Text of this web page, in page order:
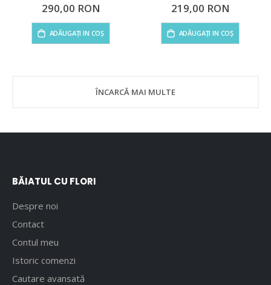
290,00 RON
ADĂUGAȚI IN COȘ
219,00 RON
ADĂUGAȚI IN COȘ
ÎNCARCĂ MAI MULTE
BĂIATUL CU FLORI
Despre noi
Contact
Contul meu
Istoric comenzi
Cautare avansată